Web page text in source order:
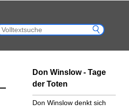
Don Winslow - Tage
der Toten
Don Winslow denkt sich